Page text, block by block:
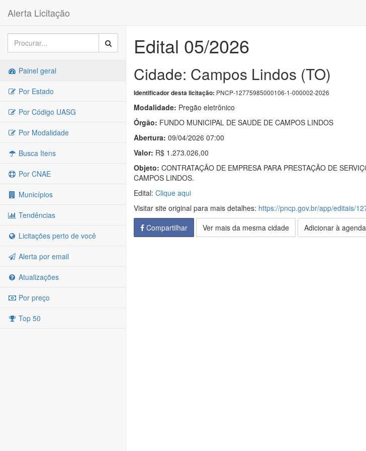
Alerta Licitação
Painel geral
Por Estado
Por Código UASG
Por Modalidade
Busca Itens
Por CNAE
Municípios
Tendências
Licitações perto de você
Alerta por email
Atualizações
Por preço
Top 50
Edital 05/2026
Cidade: Campos Lindos (TO)
Identificador desta licitação: PNCP-12775985000106-1-000002-2026
Modalidade: Pregão eletrônico
Órgão: FUNDO MUNICIPAL DE SAUDE DE CAMPOS LINDOS
Abertura: 09/04/2026 07:00
Valor: R$ 1.273.026,00
Objeto: CONTRATAÇÃO DE EMPRESA PARA PRESTAÇÃO DE
CAMPOS LINDOS.
Edital: Clique aqui
Visitar site original para mais detalhes: https://pncp.gov.br/app/editais/
Compartilhar
Ver mais da mesma cidade Adicionar à agenda